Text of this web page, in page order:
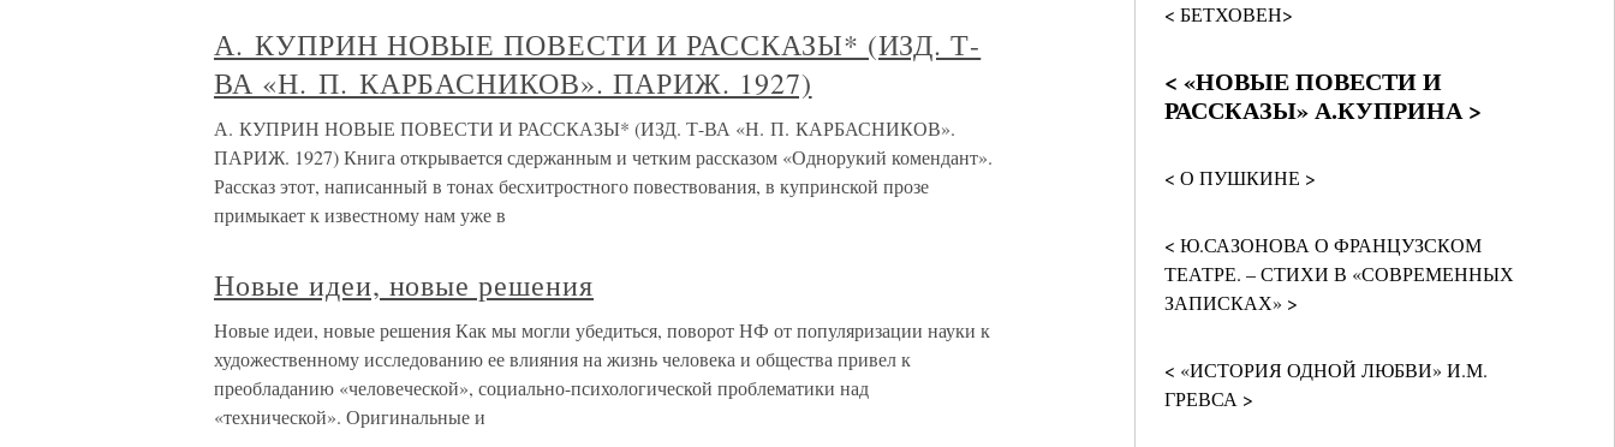
< БЕТХОВЕН>
< «НОВЫЕ ПОВЕСТИ И
РАССКАЗЫ» А.КУПРИНА >
< О ПУШКИНЕ >
< Ю.САЗОНОВА О ФРАНЦУЗСКОМ
ТЕАТРЕ. – СТИХИ В «СОВРЕМЕННЫХ
ЗАПИСКАХ» >
< «ИСТОРИЯ ОДНОЙ ЛЮБВИ» И.М.
ГРЕВСА >
А. КУПРИН НОВЫЕ ПОВЕСТИ И РАССКАЗЫ* (ИЗД. Т-
ВА «Н. П. КАРБАСНИКОВ». ПАРИЖ. 1927)
А. КУПРИН НОВЫЕ ПОВЕСТИ И РАССКАЗЫ* (ИЗД. Т-ВА «Н. П. КАРБАСНИКОВ».
ПАРИЖ. 1927) Книга открывается сдержанным и четким рассказом «Однорукий комендант».
Рассказ этот, написанный в тонах бесхитростного повествования, в купринской прозе
примыкает к известному нам уже в
Новые идеи, новые решения
Новые идеи, новые решения Как мы могли убедиться, поворот НФ от популяризации науки к
художественному исследованию ее влияния на жизнь человека и общества привел к
преобладанию «человеческой», социально-психологической проблематики над
«технической». Оригинальные и